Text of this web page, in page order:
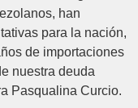
han
para la nación,
de importaciones
nuestra deuda
Pasqualina Curcio.